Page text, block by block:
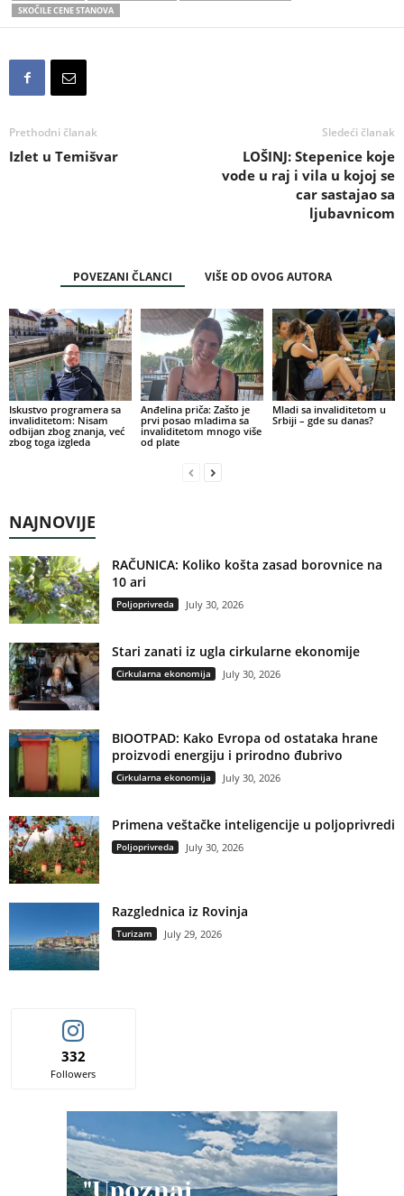
SKOČILE CENE STANOVA
Prethodni članak
Izlet u Temišvar
Sledeći članak
LOŠINJ: Stepenice koje
vode u raj i vila u kojoj se
car sastajao sa
ljubavnicom
POVEZANI ČLANCI VIŠE OD OVOG AUTORA
Iskustvo programera sa
invaliditetom: Nisam
odbijan zbog znanja, već
zbog toga izgleda
Anđelina priča: Zašto je
prvi posao mladima sa
invaliditetom mnogo više
od plate
Mladi sa invaliditetom u
Srbiji – gde su danas?
NAJNOVIJE
RAČUNICA: Koliko košta zasad borovnice na
10 ari
Poljoprivreda July 30, 2026
Stari zanati iz ugla cirkularne ekonomije
Cirkularna ekonomija July 30, 2026
BIOOTPAD: Kako Evropa od ostataka hrane
proizvodi energiju i prirodno đubrivo
Cirkularna ekonomija July 30, 2026
Primena veštačke inteligencije u poljoprivredi
Poljoprivreda July 30, 2026
Razglednica iz Rovinja
Turizam July 29, 2026
332
Followers